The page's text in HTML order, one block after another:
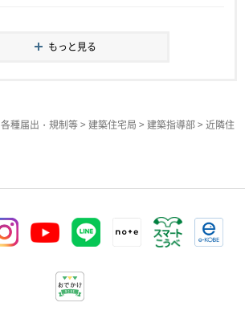
もっと見る
各種届出・規制等> 建築住宅局 > 建築指導部> 近隣住